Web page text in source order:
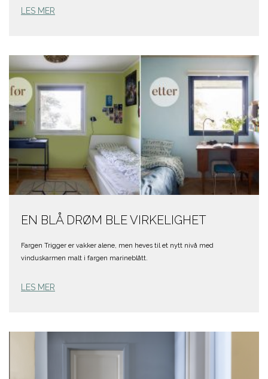
LES MER
EN BLÅ DRØM BLE VIRKELIGHET
Fargen Trigger er vakker alene, men heves til et nytt nivå med
vinduskarmen malt i fargen marineblått.
LES MER